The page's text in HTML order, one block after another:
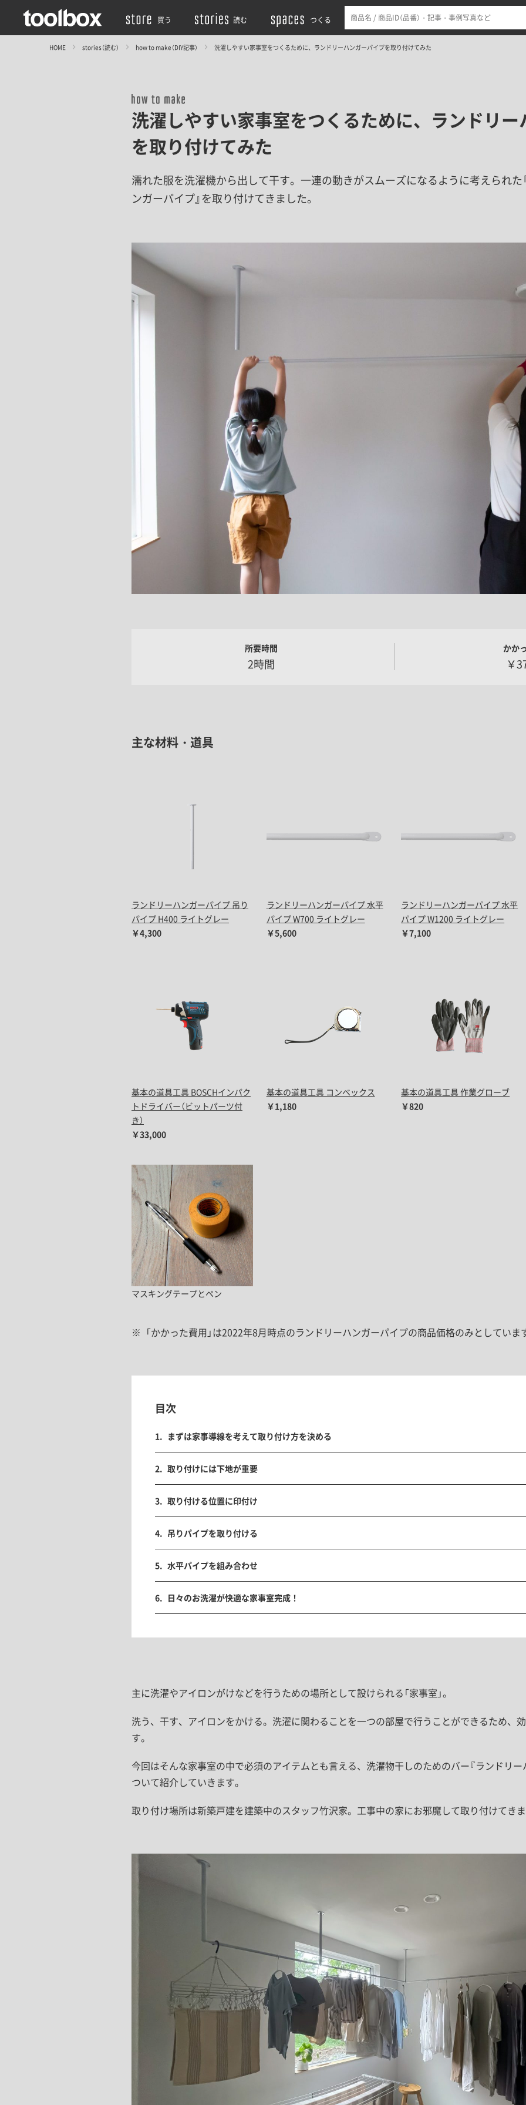
買う 読む つくる
HOME stories（読む） how to make（DIY記事） 洗濯しやすい家事室をつくるために、ランドリーハンガーパイプを取り付けてみた
洗濯しやすい家事室をつくるために、ランドリ
を取り付けてみた
濡れた服を洗濯機から出して干す。一連の動きがスムーズになるように考えられた
ンガーパイプ』を取り付けてきました。
所要時間
2時間
かか
￥
主な材料・道具
ランドリーハンガーパイプ 吊り
パイプ H400 ライトグレー
￥4,300
ランドリーハンガーパイプ 水平
パイプ W700 ライトグレー
￥5,600
ランドリーハンガーパイプ 水平
パイプ W1200 ライトグレー
￥7,100
基本の道具工具 BOSCHインパク
トドライバー（ビットパーツ付
き）
￥33,000
基本の道具工具 コンベックス
￥1,180
基本の道具工具 作業グローブ
￥820
マスキングテープとペン
「かかった費用」は2022年8月時点のランドリーハンガーパイプの商品価格のみとしていま
目次
まずは家事導線を考えて取り付け方を決める
取り付けには下地が重要
取り付ける位置に印付け
吊りパイプを取り付ける
水平パイプを組み合わせ
日々のお洗濯が快適な家事室完成！
主に洗濯やアイロンがけなどを行うための場所として設けられる「家事室」。
洗う、干す、アイロンをかける。洗濯に関わることを一つの部屋で行うことができるため、
す。
今回はそんな家事室の中で必須のアイテムとも言える、洗濯物干しのためのバー『ランドリ
ついて紹介していきます。
取り付け場所は新築戸建を建築中のスタッフ竹沢家。工事中の家にお邪魔して取り付けてき